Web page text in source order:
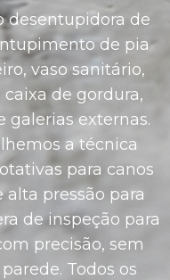
desentupidora de
de pia
vaso sanitário,
de gordura,
galerias externas.
a técnica
para canos
pressão para
de inspeção para
precisão, sem
Todos os